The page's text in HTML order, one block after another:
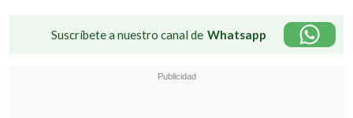
Suscríbete a nuestro canal de Whatsapp